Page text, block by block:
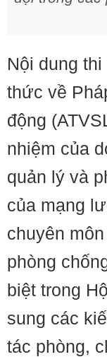
Nội dung
thức về
động
nhiệm của
quản lý và
của mạng
chuyên
phòng
biệt trong
sung các
tác phòng,